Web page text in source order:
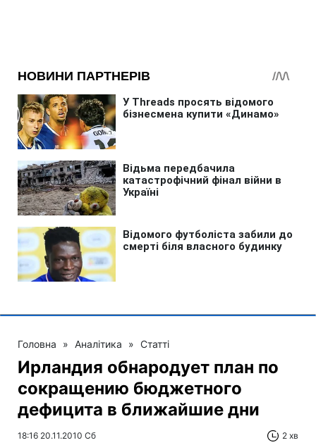
Головна » Аналітика » Статті
Ирландия обнародует план по
сокращению бюджетного
дефицита в ближайшие дни
18:16 20.11.2010 Сб 2 хв